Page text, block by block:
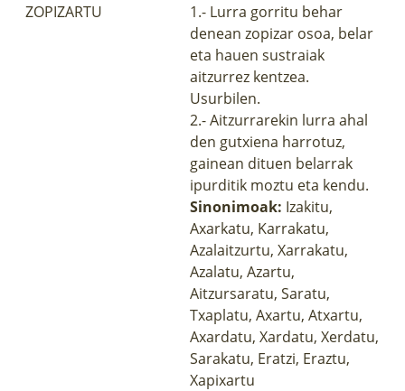
ZOPIZARTU
1.- Lurra gorritu behar
denean zopizar osoa, belar
eta hauen sustraiak
aitzurrez kentzea.
Usurbilen.
2.- Aitzurrarekin lurra ahal
den gutxiena harrotuz,
gainean dituen belarrak
ipurditik moztu eta kendu.
Sinonimoak: Izakitu,
Axarkatu, Karrakatu,
Azalaitzurtu, Xarrakatu,
Azalatu, Azartu,
Aitzursaratu, Saratu,
Txaplatu, Axartu, Atxartu,
Axardatu, Xardatu, Xerdatu,
Sarakatu, Eratzi, Eraztu,
Xapixartu